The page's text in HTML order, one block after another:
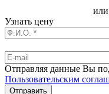
или
Узнать цену
Отправляя данные Вы
Пользовательским